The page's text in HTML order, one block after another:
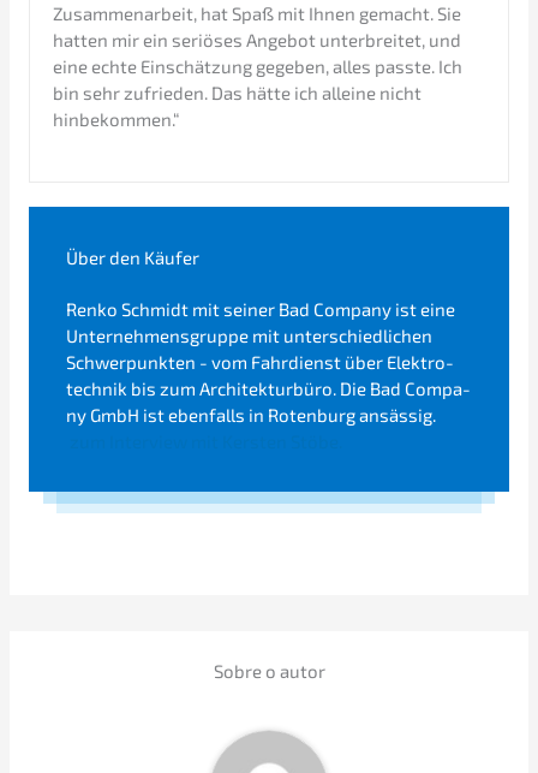
Zusam­men­ar­beit, hat Spaß mit Ihnen gemacht. Sie
hatten mir ein seriö­ses Angebot unter­brei­tet, und
eine echte Einschät­zung gegeben, alles passte. Ich
bin sehr zufrie­den. Das hätte ich allei­ne nicht
hinbekommen.“
Über den Käufer
Renko Schmidt mit seiner Bad Compa­ny ist eine
Unter­neh­mens­grup­pe mit unter­schied­li­chen
Schwer­punk­ten - vom Fahrdienst über Elektro­
tech­nik bis zum Archi­tek­tur­bü­ro. Die Bad Compa­
ny GmbH ist ebenfalls in Roten­burg ansässig.
Sobre o autor